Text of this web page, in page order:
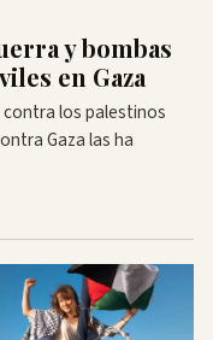
y bombas
en Gaza
contra los palestinos
Gaza las ha